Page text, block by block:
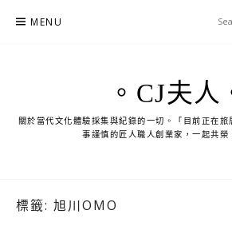
MENU
。CJ夫人
關於當代文化體驗採集與紀錄的一切。「目前正在
事謹慎的匠人職人創業家，一起共榮
標籤: 旭川OMO